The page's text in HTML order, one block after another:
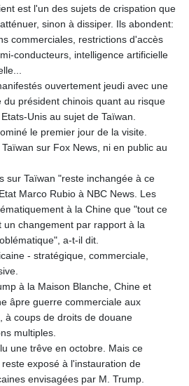
est l'un des sujets de crispation que
sinon à dissiper. Ils abondent:
commerciales, restrictions d'accès
conducteurs, intelligence artificielle
ouvertement jeudi avec une
président chinois quant au risque
Unis au sujet de Taïwan.
le premier jour de la visite.
sur Fox News, ni en public au
sur Taïwan "reste inchangée à ce
Marco Rubio à NBC News. Les
à la Chine que "tout ce
changement par rapport à la
a-t-il dit.
- stratégique, commerciale,
à la Maison Blanche, Chine et
âpre guerre commerciale aux
à coups de droits de douane
multiples.
une trêve en octobre. Mais ce
exposé à l'instauration de
envisagées par M. Trump.